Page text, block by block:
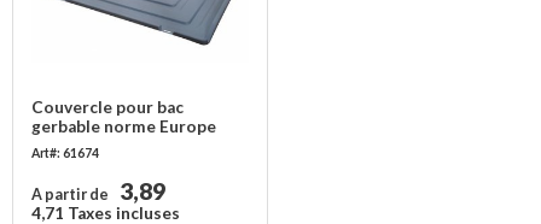
Couvercle pour bac
gerbable norme Europe
600x400x19 mm - sans
Art#: 61674
A partir de 3,89
4,71 Taxes incluses